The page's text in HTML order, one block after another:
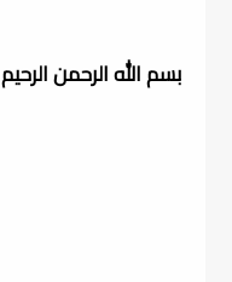
بسم الله الرحمن الرحيم